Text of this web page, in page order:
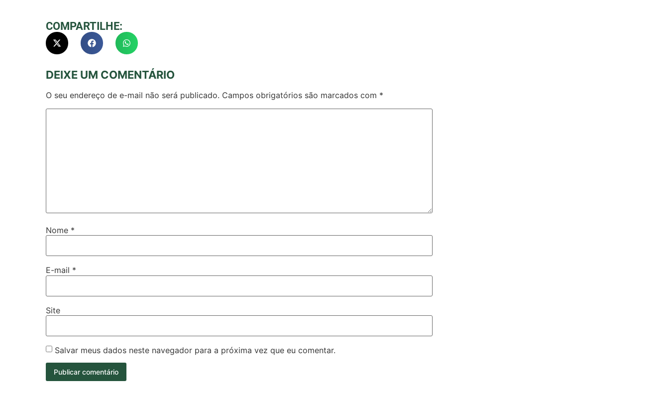
COMPARTILHE:
DEIXE UM COMENTÁRIO
O seu endereço de e-mail não será publicado. Campos obrigatórios são marcados com *
Nome *
E-mail *
Site
Salvar meus dados neste navegador para a próxima vez que eu comentar.